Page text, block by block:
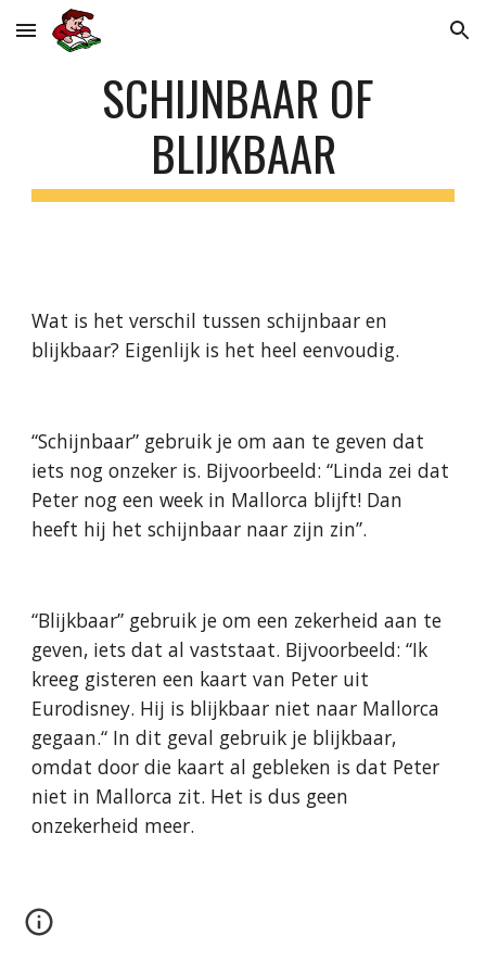
Skip to main content Skip to navigation
SCHIJNBAAR OF
BLIJKBAAR
Wat is het verschil tussen schijnbaar en
blijkbaar? Eigenlijk is het heel eenvoudig.
“Schijnbaar” gebruik je om aan te geven dat
iets nog onzeker is. Bijvoorbeeld: “Linda zei dat
Peter nog een week in Mallorca blijft! Dan
heeft hij het schijnbaar naar zijn zin”.
“Blijkbaar” gebruik je om een zekerheid aan te
geven, iets dat al vaststaat. Bijvoorbeeld: “Ik
kreeg gisteren een kaart van Peter uit
Eurodisney. Hij is blijkbaar niet naar Mallorca
gegaan.“ In dit geval gebruik je blijkbaar,
omdat door die kaart al gebleken is dat Peter
niet in Mallorca zit. Het is dus geen
onzekerheid meer.